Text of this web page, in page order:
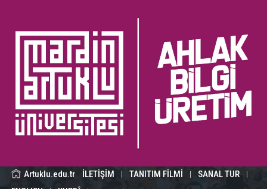
Artuklu.edu.tr İLETİŞİM | TANITIM FİLMİ | SANAL TUR |